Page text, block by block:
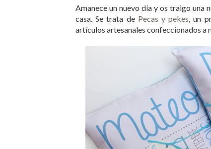
Amanece un nuevo día y os traigo una
casa. Se trata de Pecas y pekes, un
artículos artesanales confeccionados a